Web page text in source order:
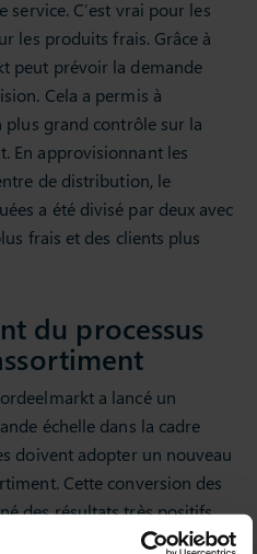
C’est vrai pour les
les produits frais. Grâce à
peut prévoir la demande
Cela a permis à
plus grand contrôle sur la
En approvisionnant les
de distribution, le
a été divisé par deux avec
frais et des clients plus
du processus
a lancé un
échelle dans la cadre
doivent adopter un nouveau
Cette conversion des
des résultats très positifs.
précieuse contribution à